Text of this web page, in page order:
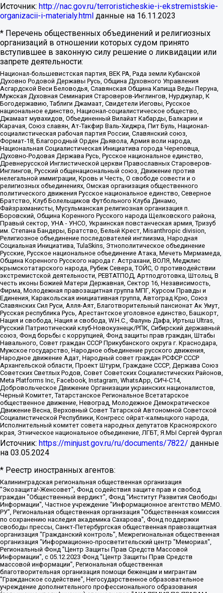
Источник: http://nac.gov.ru/terroristicheskie-i-ekstremistskie-
organizacii-i-materialy.html данные на 16.11.2023
* Перечень общественных объединений и религиозных
организаций в отношении которых судом принято
вступившее в законную силу решение о ликвидации или
запрете деятельности:
Национал-большевистская партия, ВЕК РА, Рада земли Кубанской
Духовно Родовой Державы Русь, Община Духовного Управления
Асгардской Веси Беловодья, Славянская Община Капища Веды Перуна,
Мужская Духовная Семинария Староверов-Инглингов, Нурджулар, К
Богодержавию, Таблиги Джамаат, Свидетели Иеговы, Русское
национальное единство, Национал-социалистическое общество,
Джамаат мувахидов, Объединенный Вилайат Кабарды, Балкарии и
Карачая, Союз славян, Ат-Такфир Валь-Хиджра, Пит Буль, Национал-
социалистическая рабочая партия России, Славянский союз,
Формат-18, Благородный Орден Дьявола, Армия воли народа,
Национальная Социалистическая Инициатива города Череповца,
Духовно-Родовая Держава Русь, Русское национальное единство,
Древнерусской Инглистической церкви Православных Староверов-
Инглингов, Русский общенациональный союз, Движение против
нелегальной иммиграции, Кровь и Честь, О свободе совести и о
религиозных объединениях, Омская организация общественного
политического движения Русское национальное единство, Северное
Братство, Клуб Болельщиков Футбольного Клуба Динамо,
Файзрахманисты, Мусульманская религиозная организация п.
Боровский, Община Коренного Русского народа Щелковского района,
Правый сектор, УНА - УНСО, Украинская повстанческая армия, Тризуб
им. Степана Бандеры, Братство, Белый Крест, Misanthropic division,
Религиозное объединение последователей инглиизма, Народная
Социальная Инициатива, TulaSkins, Этнополитическое объединение
Русские, Русское национальное объединение Атака, Мечеть Мирмамеда,
Община Коренного Русского народа г. Астрахани, ВОЛЯ, Меджлис
крымскотатарского народа, Рубеж Севера, ТОЙС, О противодействии
экстремистской деятельности, РЕВТАТПОД, Артподготовка, Штольц, В
честь иконы Божией Матери Державная, Сектор 16, Независимость,
Фирма, Молодежная правозащитная группа МПГ, Курсом Правды и
Единения, Каракольская инициативная группа, Автоград Крю, Союз
Славянских Сил Руси, Алля-Аят, Благотворительный пансионат Ак Умут,
Русская республика Русь, Арестантское уголовное единство, Башкорт,
Нация и свобода, Нация и свобода, W.H.С., Фалунь Дафа, Иртыш Ultras,
Русский Патриотический клуб-Новокузнецк/РПК, Сибирский державный
союз, Фонд борьбы с коррупцией, Фонд защиты прав граждан, Штабы
Навального, Совет граждан СССР Прикубанского округа г. Краснодара,
Мужское государство, Народное объединение русского движения,
Народное движение Адат, Народный совет граждан РСФСР СССР
Архангельской области, Проект Штурм, Граждане СССР, Держава Союз
Советских Светлых Родов, Совет Советских Социалистических Районов,
Meta Platforms Inc, Facebook, Instagram, WhatsApp, СИЧ-С14,
Добровольческое Движение Организации украинских националистов,
Черный Комитет, Татарстанское Региональное Всетатарское
общественное движение, Невоград, Молодежное Демократическое
Движение Весна, Верховный Совет Татарской Автономной Советской
Социалистической Республики, Конгресс ойрат-калмыцкого народа,
Исполнительный комитет совета народных депутатов Красноярского
края, Этническое национальное объединение, ЛГБТ, Я.МЫ Сергей Фургал
Источник: https://minjust.gov.ru/ru/documents/7822/ данные
на 03.05.2024
* Реестр иностранных агентов:
Калининградская региональная общественная организация "Экозащита!-Женсовет", Фонд содействия защите прав и свобод граждан "Общественный вердикт", Фонд "Институт Развития Свободы Информации", Частное учреждение "Информационное агентство МЕМО. РУ", Региональная общественная организация "Общественная комиссия по сохранению наследия академика Сахарова", Фонд поддержки свободы прессы, Санкт-Петербургская общественная правозащитная организация "Гражданский контроль", Межрегиональная общественная организация "Информационно-просветительский центр "Мемориал", Региональный Фонд "Центр Защиты Прав Средств Массовой Информации", с 05.12.2023 Фонд "Центр Защиты Прав Средств массовой информации", Региональная общественная благотворительная организация помощи беженцам и мигрантам "Гражданское содействие", Негосударственное образовательное учреждение дополнительного профессионального образования (повышение квалификации) специалистов "АКАДЕМИЯ ПО ПРАВАМ ЧЕЛОВЕКА", Свердловская региональная общественная организация "Сутяжник", Автономная некоммерческая организация "Центр независимых социологических исследований", Союз общественных объединений "Российский исследовательский центр по правам человека", Региональное общественное учреждение научно-информационный центр "МЕМОРИАЛ", Некоммерческая организация "Фонд защиты гласности", Автономная некоммерческая организация "Институт прав человека", Городская общественная организация "Екатеринбургское общество "МЕМОРИАЛ", Городская общественная организация "Рязанское историко-просветительское и правозащитное общество "Мемориал" (Рязанский Мемориал), Челябинский региональный орган общественной самодеятельности – женское общественное объединение "Женщины Евразии", Челябинский региональный орган общественной самодеятельности "Уральская правозащитная группа", Фонд содействия защите здоровья и социальной справедливости имени Андрея Рылькова, Автономная Некоммерческая Организация "Аналитический Центр Юрия Левады", Автономная некоммерческая организация социальной поддержки населения "Проект Апрель", Региональная общественная организация помощи женщинам и детям, находящимся в кризисной ситуации "Информационно-методический центр "Анна", Фонд содействия развитию массовых коммуникаций и правовому просвещению "Так-так-Так", Фонд содействия устойчивому развитию "Серебряная тайга", Свердловский региональный общественный фонд социальных проектов "Новое время", "Idel.Реалии", Кавказ.Реалии, Крым.Реалии, Телеканал Настоящее Время, Татаро-башкирская служба Радио Свобода (Azatliq Radiosi), Радио Свободная Европа/Радио Свобода (PCE/PC), "Сибирь.Реалии", "Фактограф", Благотворительный фонд помощи осужденным и их семьям, Автономная некоммерческая организация "Институт глобализации и социальных движений", Фонд "В защиту прав заключенных", Частное учреждение "Центр поддержки и содействия развитию средств массовой информации", Пензенский региональный общественный благотворительный фонд "Гражданский союз", "Север.Реалии", Некоммерческая организация Фонд "Правовая инициатива", Общество с ограниченной ответственностью "Радио Свободная Европа/Радио Свобода", Чешское информационное агентство "MEDIUM-ORIENT", Красноярская региональная общественная организация "Мы против СПИДа", Камалягин Денис Николаевич, Маркелов Сергей Евгеньевич, Пономарев Лев Александрович, Савицкая Людмила Алексеевна, Автономная некоммерческая организация "Центр по работе с проблемой насилия "НАСИЛИЮ.НЕТ", Межрегиональный профессиональный союз работников здравоохранения "Альянс врачей", Юридическое лицо, зарегистрированное в Латвийской Республике, SIA "Medusa Project" (регистрационный номер 40103797863, дата регистрации 10.06.2014), Некоммерческая организация "Фонд по борьбе с коррупцией", Автономная некоммерческая организация "Институт права и публичной политики", Баданин Роман Сергеевич, Гликин Максим Александрович, Железнова Мария Михайловна, Лукьянова Юлия Сергеевна, Маетная Елизавета Витальевна, Маняхин Петр Борисович, Чуракова Ольга Владимировна, Ярош Юлия Петровна, Юридическое лицо "The Insider SIA", зарегистрированное в Риге, Латвийская Республика (дата регистрации 26.06.2015), являющееся администратором доменного имени интернет-издания "The Insider SIA", https://theins.ru, Постернак Алексей Евгеньевич, Рубин Михаил Аркадьевич, Анин Роман Александрович, Юридическое лицо Istories fonds, зарегистрированное в Латвийской Республике (регистрационный номер 50008295751, дата регистрации 24.02.2020), Великовский Дмитрий Александрович, Долинина Ирина Николаевна, Мароховская Алеся Алексеевна, Шлейнов Роман Юрьевич, Шмагун Олеся Валентиновна, Общество с ограниченной ответственностью "Альтаир 2021", Общество с ограниченной ответственностью "Вега 2021", Общество с ограниченной ответственностью "Главный редактор 2021", Общество с ограниченной ответственностью "Ромашки монолит", Важенков Артем Валерьевич, Ивановская областная общественная организация "Центр гендерных исследований", Гурман Юрий Альбертович, Медиапроект "ОВД-Инфо", Егоров Владимир Владимирович, Жилинский Владимир Александрович, Общество с ограниченной ответственностью "ЗП", Иванова София Юрьевна, Карезина Инна Павловна, Кильтау Екатерина Викторовна, Петров Алексей Викторович, Пискунов Сергей Евгеньевич, Смирнов Сергей Сергеевич, Тихонов Михаил Сергеевич, Общество с ограниченной ответственностью "ЖУРНАЛИСТ-ИНОСТРАННЫЙ АГЕНТ", Арапова Галина Юрьевна, Вольтская Татьяна Анатольевна, Американская компания "Mason G.E.S. Anonymous Foundation" (США), являющаяся владельцем интернет-издания https://mnews.world/, Компания "Stichting Bellingcat", зарегистрированная в Нидерландах (дата регистрации 11.07.2018), Захаров Андрей Вячеславович, Клепиковская Екатерина Дмитриевна, Общество с ограниченной ответственностью "МЕМО", Перл Роман Александрович, Симонов Евгений Алексеевич, Соловьева Елена Анатольевна, Сотников Даниил Владимирович, Сурначева Елизавета Дмитриевна, Автономная некоммерческая организация по защите прав человека и информированию населения "Якутия – Наше Мнение", Общество с ограниченной ответственностью "Москоу диджитал медиа", с 26.01.2023 Общество с ограниченной ответственностью "Чайка Белые сады", Ветошкина Валерия Валерьевна, Заговора Максим Александрович, Межрегиональное общественное движение "Российская ЛГБТ - сеть", Оленичев Максим Владимирович, Павлов Иван Юрьевич, Скворцова Елена Сергеевна, Общество с ограниченной ответственностью "Как бы инагент", Кочетков Игорь Викторович, Общество с ограниченной ответственностью "Честные выборы", Еланчик Олег Александрович, Общество с ограниченной ответственностью "Нобелевский призыв", Гималова Регина Эмилевна, Григорьев Андрей Валерьевич, Григорьева Алина Александровна, Ассоциация по содействию защите прав призывников, альтернативнослужащих и военнослужащих "Правозащитная группа "Гражданин.Армия.Право", Хисамова Регина Фаритовна, Автономная некоммерческая организация по реализации социально-правовых программ "Лилит", Дальневосточное общественное движение "Маяк", Санкт-Петербургская ЛГБТ-инициативная группа "Выход", Инициативная группа ЛГБТ+ "Реверс", Алексеев Андрей Викторович, Бекбулатова Таисия Львовна, Беляев Иван Михайлович, Владыкина Елена Сергеевна, Гельман Марат Александрович, Никульшина Вероника Юрьевна, Толоконникова Надежда Андреевна, Шендерович Виктор Анатольевич, Общество с ограниченной ответственностью "Данное сообщение", Общество с ограниченной ответственностью Издательский дом "Новая глава", Айнбиндер Александра Александровна, Московский комьюнити-центр для ЛГБТ+инициатив, Благотворительный фонд развития филантропии, Deutsche Welle (Германия, Kurt-Schumacher-Strasse 3, 53113 Bonn), Борзунова Мария Михайловна, Воробьев Виктор Викторович, Голубева Анна Львовна, Константинова Алла Михайловна, Малкова Ирина Владимировна, Мурадов Мурад Абдулгалимович, Осетинская Елизавета Николаевна, Понасенков Евгений Николаевич, Ганапольский Матвей Юрьевич, Киселев Евгений Алексеевич, Борухович Ирина Григорьевна, Дремин Иван Тимофеевич, Дубровский Дмитрий Викторович, Красноярская региональная общественная организация поддержки и развития альтернативных образовательных технологий и межкультурных коммуникаций "ИНТЕРРА", Маяковская Екатерина Алексеевна, Фейгин Марк Захарович, Филимонов Андрей Викторович, Дзугкоева Регина Николаевна, Доброхотов Роман Александрович, Дудь Юрий Александрович, Елкин Сергей Владимирович, Кругликов Кирилл Игоревич, Сабунаева Мария Леонидовна, Семенов Алексей Владимирович, Шаинян Карен Багратович, Шульман Екатерина Михайловна, Асафьев Артур Валерьевич, Вахштайн Виктор Семенович, Венедиктов Алексей Алексеевич, Лушникова Екатерина Евгеньевна, Волков Леонид Михайлович, Невзоров Александр Глебович, Пархоменко Сергей Борисович, Сироткин Ярослав Николаевич, Кара-Мурза Владимир Владимирович, Баранова Наталья Владимировна, Гозман Леонид Яковлевич, Кагарлицкий Борис Юльевич, Климарев Михаил Валерьевич, Милов Владимир Станиславович, Автономная некоммерческая организация Краснодарский центр современного искусства "Типография", Моргенштерн Алишер Тагирович, Соболь Любовь Эдуардовна, Общество с ограниченной ответственностью "ЛИЗА НОРМ", Каспаров Гарри Кимович, Ходорковский Михаил Борисович, Общество с ограниченной ответственностью "Апрельские тезисы", Данилович Ирина Брониславовна, Кашин Олег Владимирович, Петров Николай Владимирович, Пивоваров Алексей Владимирович, Соколов Михаил Владимирович, Цветкова Юлия Владимировна, Чичваркин Евгений Александрович, Комитет против пыток/Команда против пыток, Общество с ограниченной ответственностью "Первый научный", Общество с ограниченной ответственностью "Вертолет и ко", Белоцерковская Вероника Борисовна, Кац Максим Евгеньевич, Лазарева Татьяна Юрьевна, Шаведдинов Руслан Табризович, Яшин Илья Валерьевич, Общество с ограниченной ответственностью "Иноагент ААВ", Алешковский Дмитрий Петрович, Альбац Евгения Марковна, Быков Дмитрий Львович, Галямина Юлия Евгеньевна, Лойко Сергей Леонидович, Мартынов Кирилл Константинович, Медведев Сергей Александрович, Крашенинников Федор Геннадиевич, Гордеева Катерина Вл